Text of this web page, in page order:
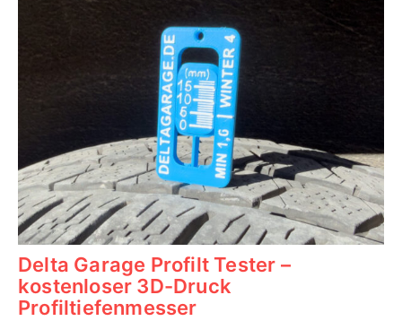
Delta Garage Profilt Tester –
kostenloser 3D-Druck
Profiltiefenmesser